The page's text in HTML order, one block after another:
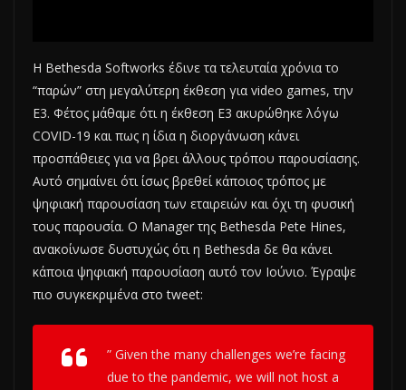
Η Bethesda Softworks έδινε τα τελευταία χρόνια το
“παρών” στη μεγαλύτερη έκθεση για video games, την
Ε3. Φέτος μάθαμε ότι η έκθεση Ε3 ακυρώθηκε λόγω
COVID-19 και πως η ίδια η διοργάνωση κάνει
προσπάθειες για να βρει άλλους τρόπου παρουσίασης.
Αυτό σημαίνει ότι ίσως βρεθεί κάποιος τρόπος με
ψηφιακή παρουσίαση των εταιρειών και όχι τη φυσική
τους παρουσία. Ο Manager της Bethesda Pete Hines,
ανακοίνωσε δυστυχώς ότι η Bethesda δε θα κάνει
κάποια ψηφιακή παρουσίαση αυτό τον Ιούνιο. Έγραψε
πιο συγκεκριμένα στο tweet:
” Given the many challenges we’re facing
due to the pandemic, we will not host a